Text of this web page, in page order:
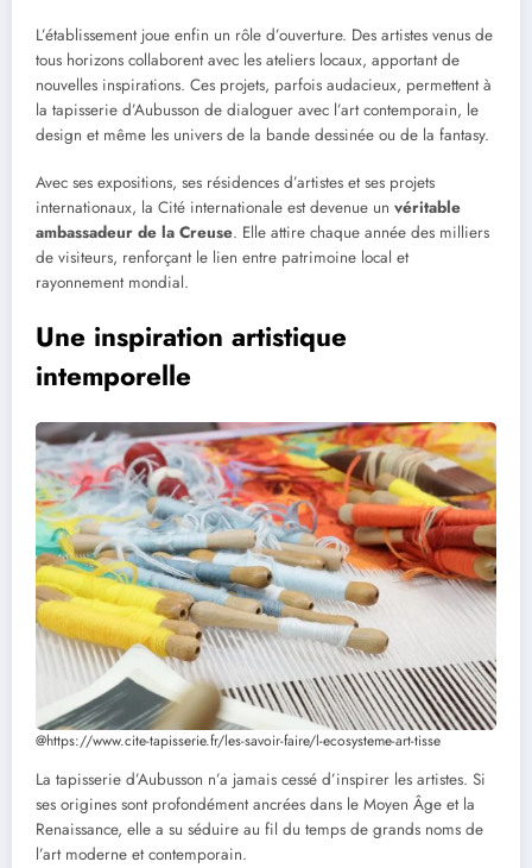
L’établissement joue enfin un rôle d’ouverture. Des artistes venus de
tous horizons collaborent avec les ateliers locaux, apportant de
nouvelles inspirations. Ces projets, parfois audacieux, permettent à
la tapisserie d’Aubusson de dialoguer avec l’art contemporain, le
design et même les univers de la bande dessinée ou de la fantasy.
Avec ses expositions, ses résidences d’artistes et ses projets
internationaux, la Cité internationale est devenue un véritable
ambassadeur de la Creuse. Elle attire chaque année des milliers
de visiteurs, renforçant le lien entre patrimoine local et
rayonnement mondial.
Une inspiration artistique
intemporelle
@https://www.cite-tapisserie.fr/les-savoir-faire/l-ecosysteme-art-tisse
La tapisserie d’Aubusson n’a jamais cessé d’inspirer les artistes. Si
ses origines sont profondément ancrées dans le Moyen Âge et la
Renaissance, elle a su séduire au fil du temps de grands noms de
l’art moderne et contemporain.